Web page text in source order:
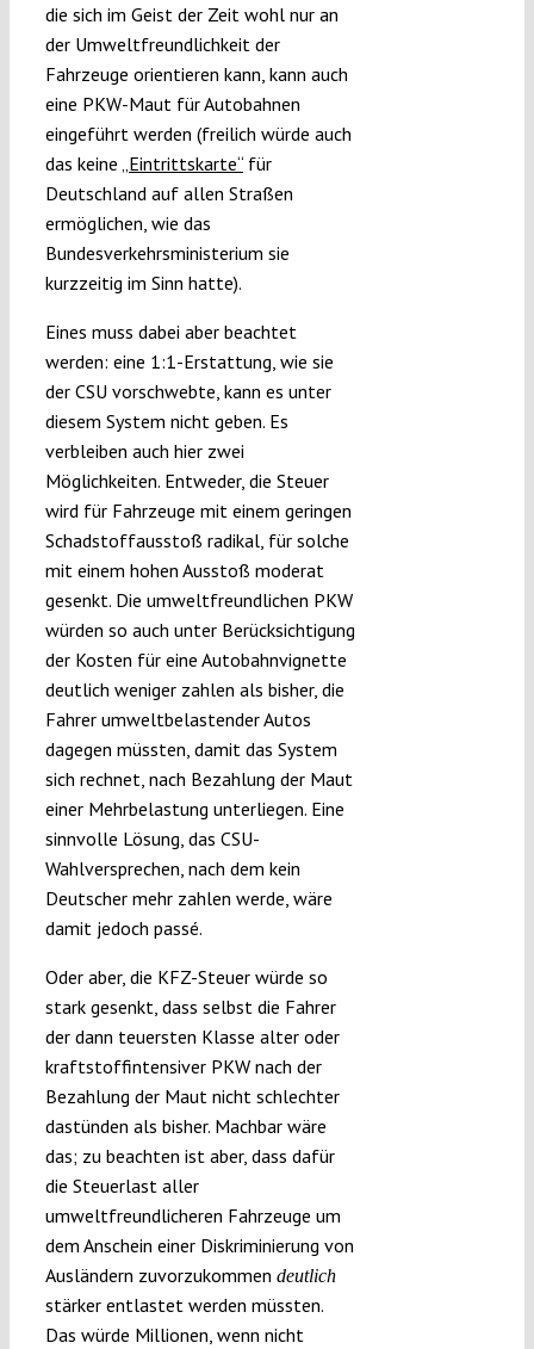
die sich im Geist der Zeit wohl nur an
der Umweltfreundlichkeit der
Fahrzeuge orientieren kann, kann auch
eine PKW-Maut für Autobahnen
eingeführt werden (freilich würde auch
das keine „Eintrittskarte“für
Deutschland auf allen Straßen
ermöglichen, wie das
Bundesverkehrsministerium sie
kurzzeitig im Sinn hatte).
Eines muss dabei aber beachtet
werden: eine 1:1-Erstattung, wie sie
der CSU vorschwebte, kann es unter
diesem System nicht geben. Es
verbleiben auch hier zwei
Möglichkeiten. Entweder, die Steuer
wird für Fahrzeuge mit einem geringen
Schadstoffausstoß radikal, für solche
mit einem hohen Ausstoß moderat
gesenkt. Die umweltfreundlichen PKW
würden so auch unter Berücksichtigung
der Kosten für eine Autobahnvignette
deutlich weniger zahlen als bisher, die
Fahrer umweltbelastender Autos
dagegen müssten, damit das System
sich rechnet, nach Bezahlung der Maut
einer Mehrbelastung unterliegen. Eine
sinnvolle Lösung, das CSU-
Wahlversprechen, nach dem kein
Deutscher mehr zahlen werde, wäre
damit jedoch passé.
Oder aber, die KFZ-Steuer würde so
stark gesenkt, dass selbst die Fahrer
der dann teuersten Klasse alter oder
kraftstoffintensiver PKW nach der
Bezahlung der Maut nicht schlechter
dastünden als bisher. Machbar wäre
das; zu beachten ist aber, dass dafür
die Steuerlast aller
umweltfreundlicheren Fahrzeuge um
dem Anschein einer Diskriminierung von
Ausländern zuvorzukommen deutlich
stärker entlastet werden müssten.
Das würde Millionen, wenn nicht